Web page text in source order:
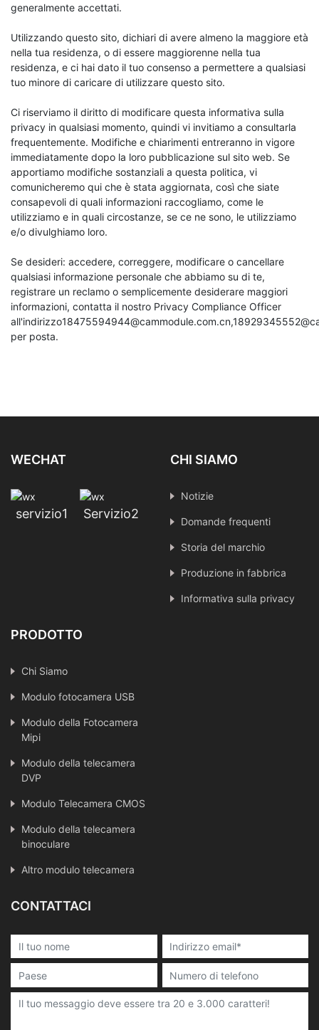
generalmente accettati.
Utilizzando questo sito, dichiari di avere almeno la maggiore età
nella tua residenza, o di essere maggiorenne nella tua
residenza, e ci hai dato il tuo consenso a permettere a qualsiasi
tuo minore di caricare di utilizzare questo sito.
Ci riserviamo il diritto di modificare questa informativa sulla
privacy in qualsiasi momento, quindi vi invitiamo a consultarla
frequentemente. Modifiche e chiarimenti entreranno in vigore
immediatamente dopo la loro pubblicazione sul sito web. Se
apportiamo modifiche sostanziali a questa politica, vi
comunicheremo qui che è stata aggiornata, così che siate
consapevoli di quali informazioni raccogliamo, come le
utilizziamo e in quali circostanze, se ce ne sono, le utilizziamo
e/o divulghiamo loro.
Se desideri: accedere, correggere, modificare o cancellare
qualsiasi informazione personale che abbiamo su di te,
registrare un reclamo o semplicemente desiderare maggiori
informazioni, contatta il nostro Privacy Compliance Officer
all'indirizzo18475594944@cammodule.com.cn,
per posta.
WECHAT
servizio1 Servizio2
CHI SIAMO
Notizie
Domande frequenti
Storia del marchio
Produzione in fabbrica
Informativa sulla privacy
PRODOTTO
Chi Siamo
Modulo fotocamera USB
Modulo della Fotocamera
Mipi
Modulo della telecamera
DVP
Modulo Telecamera CMOS
Modulo della telecamera
binoculare
Altro modulo telecamera
CONTATTACI